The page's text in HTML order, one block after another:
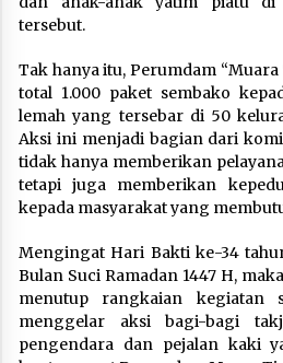
tersebut.
Tak hanya itu, Perumdam
total 1.000 paket sembako
lemah yang tersebar di 50
Aksi ini menjadi bagian dari
tidak hanya memberikan
tetapi juga memberikan
kepada masyarakat yang
Mengingat Hari Bakti ke-34
Bulan Suci Ramadan 1447 H,
menutup rangkaian kegiatan
menggelar aksi bagi-bagi
pengendara dan pejalan kaki